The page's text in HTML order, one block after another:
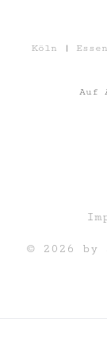
Köln | Essen
Auf
© 2026 by